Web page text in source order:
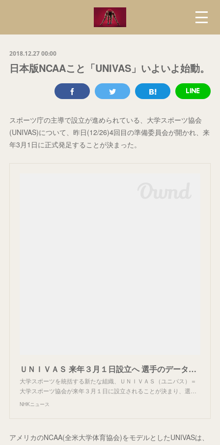
2018.12.27 00:00
日本版NCAAこと「UNIVAS」いよいよ始動。
スポーツ庁の主導で設立が進められている、大学スポーツ協会
(UNIVAS)について、昨日(12/26)4回目の準備委員会が開かれ、来
年3月1日に正式発足することが決まった。
ＵＮＩＶＡＳ 来年３月１日設立へ 選手のデータ収集でけが予防 | NHKニュース
大学スポーツを統括する新たな組織、ＵＮＩＶＡＳ（ユニバス）＝
大学スポーツ協会が来年３月１日に設立されることが決まり、選…
NHKニュース
アメリカのNCAA(全米大学体育協会)をモデルとしたUNIVASは、